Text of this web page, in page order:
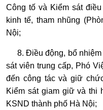
Công tố và Kiểm sát
kinh tế, tham nhũng
Nội;
8. Điều động, bổ nhiệm
sát viên trung cấp, Phó
đến công tác và giữ
Kiểm sát giam giữ và thi
KSND thành phố Hà Nội;